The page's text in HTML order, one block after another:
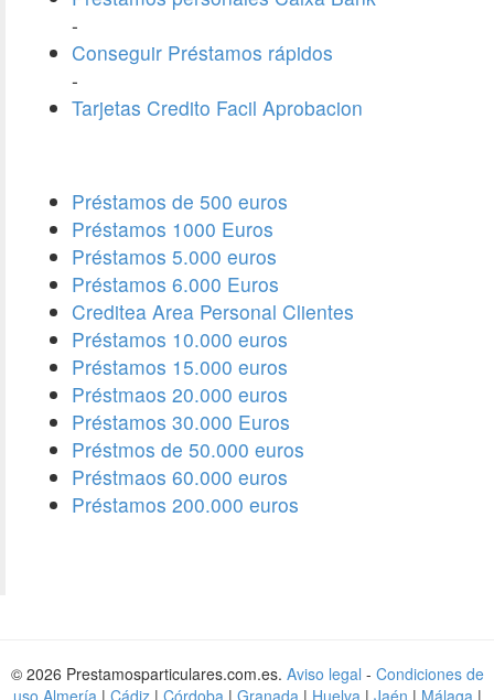
-
Conseguir Préstamos rápidos
-
Tarjetas Credito Facil Aprobacion
Préstamos de 500 euros
Préstamos 1000 Euros
Préstamos 5.000 euros
Préstamos 6.000 Euros
Creditea Area Personal Clientes
Préstamos 10.000 euros
Préstamos 15.000 euros
Préstmaos 20.000 euros
Préstamos 30.000 Euros
Préstmos de 50.000 euros
Préstmaos 60.000 euros
Préstamos 200.000 euros
© 2026 Prestamosparticulares.com.es. Aviso legal - Condiciones de
uso Almería | Cádiz| Córdoba | Granada | Huelva | Jaén | Málaga |